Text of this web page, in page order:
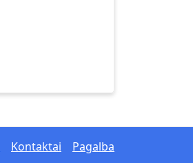
Kontaktai Pagalba